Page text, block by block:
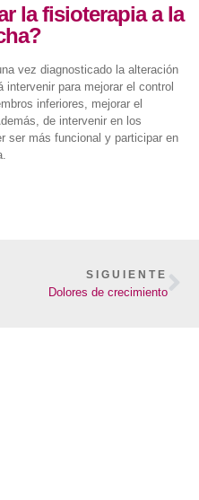
la fisioterapia a la
vez diagnosticado la alteración
para mejorar el control
inferiores, mejorar el
de intervenir en los
ser más funcional y participar en
SIGUIENTE
Dolores de crecimiento